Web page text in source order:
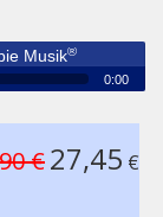
Musik®
0:00
€27,45 €